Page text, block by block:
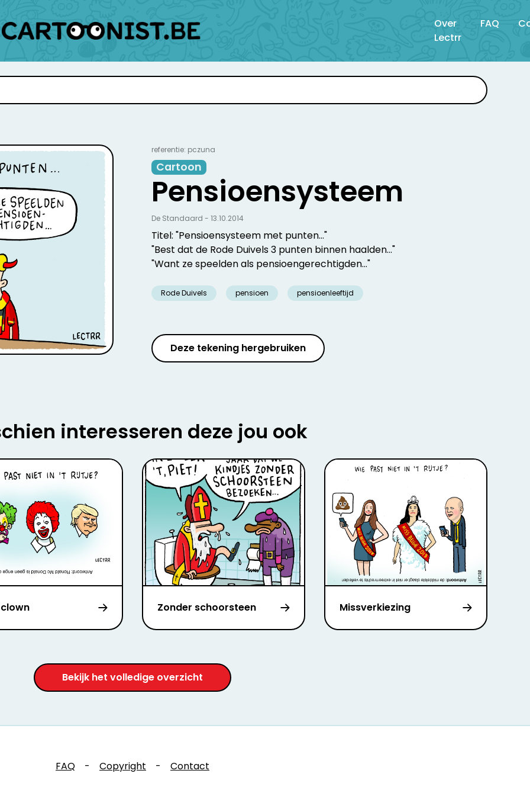
Over
Lectrr
FAQ
referentie: pczuna
Cartoon
Pensioensysteem
Titel: "Pensioensysteem met punten..."
"Best dat de Rode Duivels 3 punten binnen haalden..."
"Want ze speelden als pensioengerechtigden..."
Rode Duivels pensioen pensioenleeftijd
De Standaard - 13.10.2014
Deze tekening hergebruiken
interesseren deze jou ook
Zonder schoorsteen Missverkiezing
Bekijk het volledige overzicht
FAQ - Copyright - Contact